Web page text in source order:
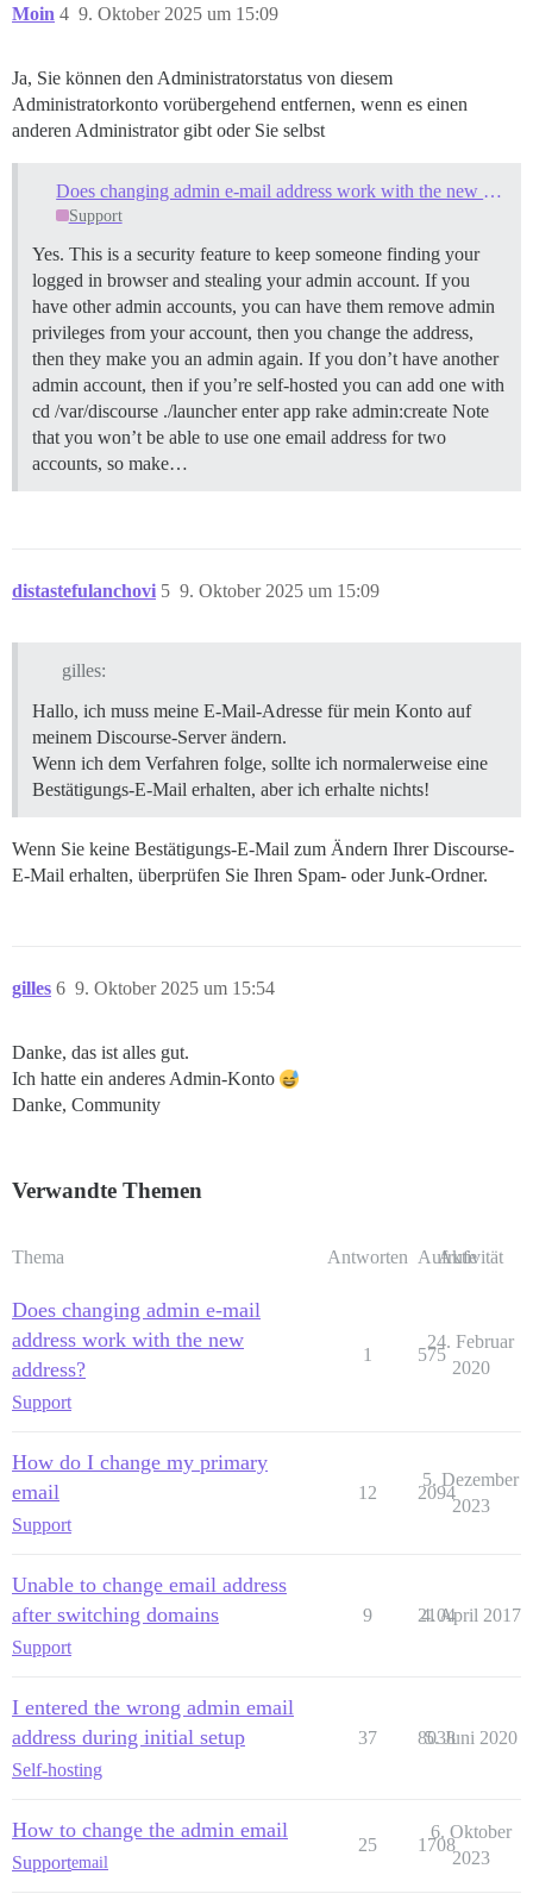
Moin 9. Oktober 2025 um 15:09
4
Ja, Sie können den Administratorstatus von diesem
Administratorkonto vorübergehend entfernen, wenn es einen
anderen Administrator gibt oder Sie selbst
Does changing admin e-mail address work with the new address?
Support
Yes. This is a security feature to keep someone finding your
logged in browser and stealing your admin account. If you
have other admin accounts, you can have them remove admin
privileges from your account, then you change the address,
then they make you an admin again. If you don’t have another
admin account, then if you’re self-hosted you can add one with
cd /var/discourse ./launcher enter app rake admin:create Note
that you won’t be able to use one email address for two
accounts, so make…
distastefulanchovi 9. Oktober 2025 um 15:09
5
gilles:
Hallo, ich muss meine E-Mail-Adresse für mein Konto auf
meinem Discourse-Server ändern.
Wenn ich dem Verfahren folge, sollte ich normalerweise eine
Bestätigungs-E-Mail erhalten, aber ich erhalte nichts!
Wenn Sie keine Bestätigungs-E-Mail zum Ändern Ihrer Discourse-
E-Mail erhalten, überprüfen Sie Ihren Spam- oder Junk-Ordner.
gilles 9. Oktober 2025 um 15:54
6
Danke, das ist alles gut.
Ich hatte ein anderes Admin-Konto
Danke, Community
Verwandte Themen
Thema Antworten Aufrufe
Aktivität
Does changing admin e-mail
address work with the new
address?
Support
1 575
24. Februar
2020
How do I change my primary
email
Support
12 2094
5. Dezember
2023
Unable to change email address
after switching domains
Support
9 2104
4. April 2017
I entered the wrong admin email
address during initial setup
Self-hosting
37 8038
5. Juni 2020
How to change the admin email
Supportemail
25 1708
6. Oktober
2023